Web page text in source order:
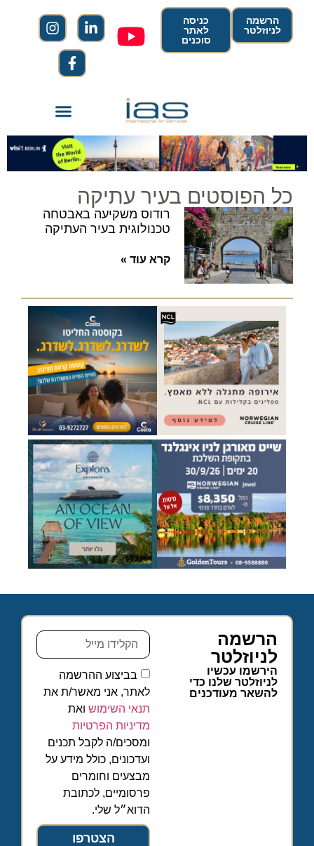
הרשמה
לניוזלטר
כניסה
לאתר
סוכנים
כל הפוסטים בעיר עתיקה
רודוס משקיעה באבטחה
טכנולוגית בעיר העתיקה
קרא עוד »
הרשמה
לניוזלטר
הירשמו עכשיו
לניוזלטר שלנו כדי
להשאר מעודכנים
בביצוע ההרשמה
לאתר, אני מאשר/ת את
תנאי השימוש ואת
מדיניות הפרטיות
ומסכים/ה לקבל תכנים
ועדכונים, כולל מידע על
מבצעים וחומרים
פרסומיים, לכתובת
הדוא״ל שלי.
הצטרפו